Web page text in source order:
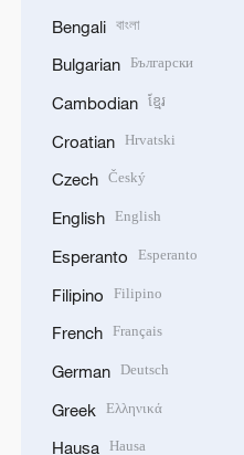
Bengali বাংলা
Bulgarian Български
Cambodian ខ្មែរ
Croatian Hrvatski
Czech Český
English English
Esperanto Esperanto
Filipino Filipino
French Français
German Deutsch
Greek Ελληνικά
Hausa Hausa